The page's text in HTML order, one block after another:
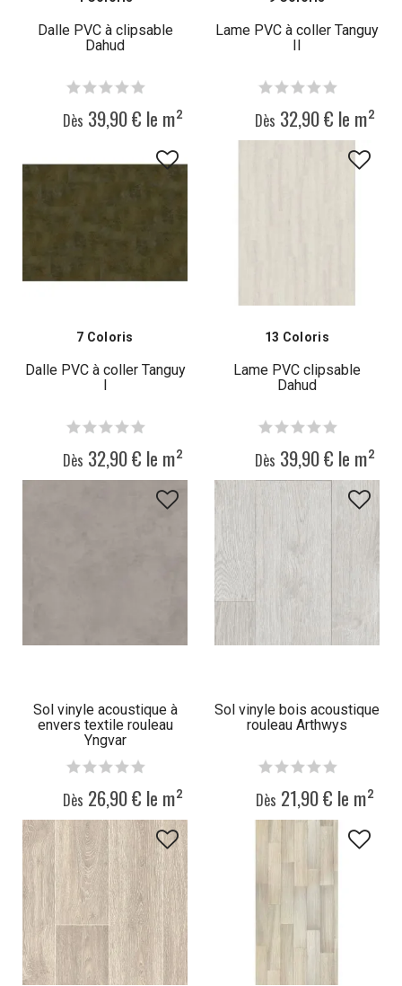
Dalle PVC à clipsable
Dahud
Dès 39,90 € le m²
Lame PVC à coller Tanguy
II
Dès 32,90 € le m²
7 Coloris
Dalle PVC à coller Tanguy
I
Dès 32,90 € le m²
13 Coloris
Lame PVC clipsable
Dahud
Dès 39,90 € le m²
Sol vinyle acoustique à
envers textile rouleau
Yngvar
Dès 26,90 € le m²
Sol vinyle bois acoustique
rouleau Arthwys
Dès 21,90 € le m²